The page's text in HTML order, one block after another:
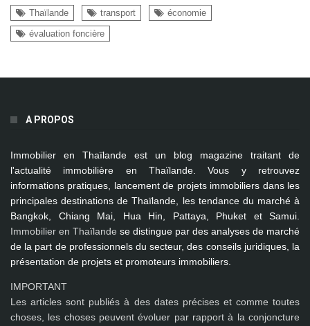
Thaïlande
transport
économie
évaluation foncière
A PROPOS
Immobilier en Thaïlande est un blog magazine traitant de
l'actualité immobilière en Thaïlande. Vous y retrouvez
informations pratiques, lancement de projets immobiliers dans les
principales destinations de Thaïlande, les tendance du marché à
Bangkok, Chiang Mai, Hua Hin, Pattaya, Phuket et Samui
Immobilier en Thaïlande se distingue par des analyses de marché
de la part de professionnels du secteur, des conseils juridiques, la
présentation de projets et promoteurs immobiliers.
IMPORTANT
Les articles sont publiés à des dates précises et comme toutes
choses, les choses peuvent évoluer par rapport à la conjoncture